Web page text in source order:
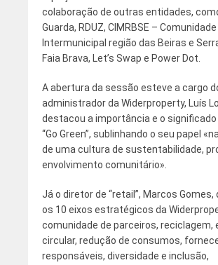
colaboração de outras entidades,
Guarda, RDUZ, CIMRBSE – Comunidade
Intermunicipal região das Beiras e
Faia Brava, Let’s Swap e Power Dot.
A abertura da sessão esteve a cargo
administrador da Widerproperty, Luís
destacou a importância e o
“Go Green”, sublinhando o seu papel
de uma cultura de sustentabilidade,
envolvimento comunitário».
Já o diretor de “retail”, Marcos
os 10 eixos estratégicos da
comunidade de parceiros, reciclagem,
circular, redução de consumos,
responsáveis, diversidade e inclusão,